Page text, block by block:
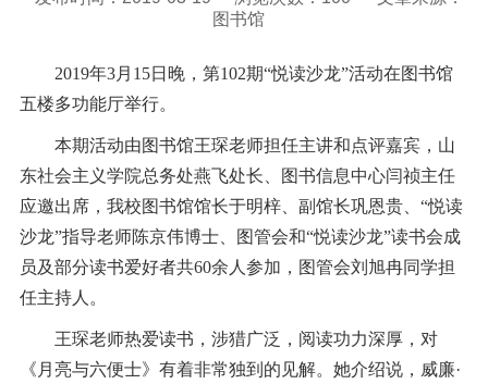
图书馆
2019年3月15日晚，第102期“悦读沙龙”活动在图书馆
五楼多功能厅举行。
本期活动由图书馆王琛老师担任主讲和点评嘉宾，山
东社会主义学院总务处燕飞处长、图书信息中心闫祯主任
应邀出席，我校图书馆馆长于明梓、副馆长巩恩贵、“悦读
沙龙”指导老师陈京伟博士、图管会和“悦读沙龙”读书会成
员及部分读书爱好者共60余人参加，图管会刘旭冉同学担
任主持人。
王琛老师热爱读书，涉猎广泛，阅读功力深厚，对
《月亮与六便士》有着非常独到的见解。她介绍说，威廉·